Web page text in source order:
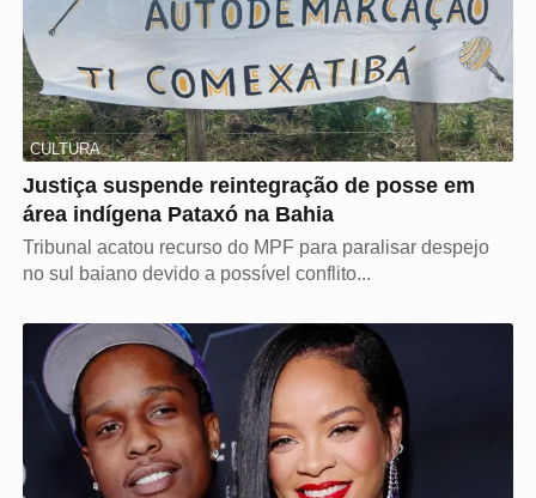
CULTURA
Justiça suspende reintegração de posse em
área indígena Pataxó na Bahia
Tribunal acatou recurso do MPF para paralisar despejo
no sul baiano devido a possível conflito...